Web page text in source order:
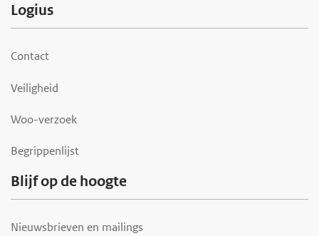
F
o
o
e
r
Logius
Contact
Veiligheid
Woo-verzoek
Begrippenlijst
Blijf op de hoogte
Nieuwsbrieven en mailings